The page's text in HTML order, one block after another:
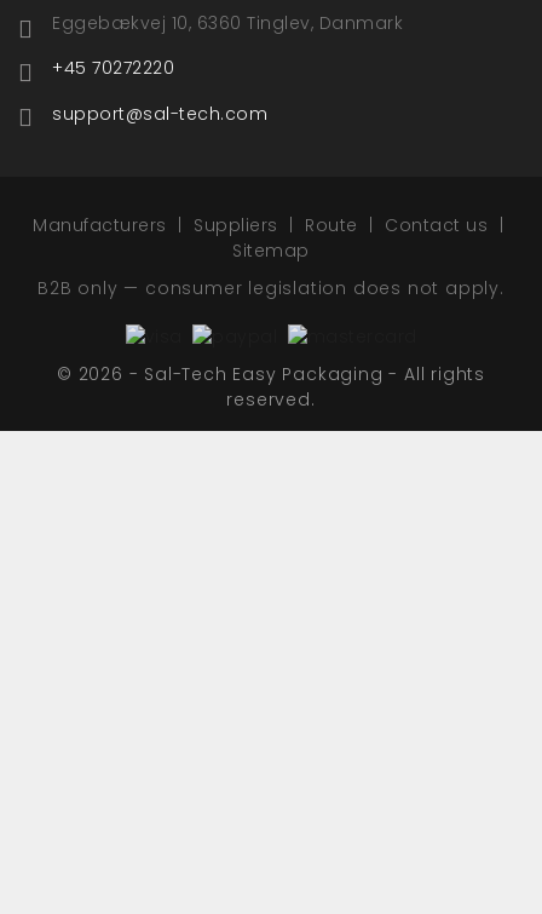
Eggebækvej 10, 6360 Tinglev, Danmark
+45 70272220
support@sal-tech.com
Manufacturers Suppliers Route
Contact us
Sitemap
B2B only — consumer legislation does not apply.
© 2026 - Sal-Tech Easy Packaging - All rights
reserved.